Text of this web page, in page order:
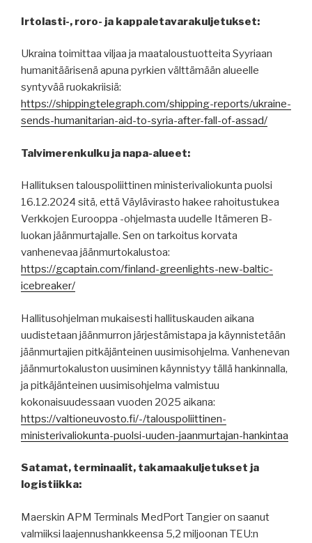
Irtolasti-, roro- ja kappaletavarakuljetukset:
Ukraina toimittaa viljaa ja maataloustuotteita Syyriaan
humanitäärisenä apuna pyrkien välttämään alueelle
syntyvää ruokakriisiä:
https://shippingtelegraph.com/shipping-reports/ukraine-
sends-humanitarian-aid-to-syria-after-fall-of-assad/
Talvimerenkulku ja napa-alueet:
Hallituksen talouspoliittinen ministerivaliokunta puolsi
16.12.2024 sitä, että Väylävirasto hakee rahoitustukea
Verkkojen Eurooppa -ohjelmasta uudelle Itämeren B-
luokan jäänmurtajalle. Sen on tarkoitus korvata
vanhenevaa jäänmurtokalustoa:
https://gcaptain.com/finland-greenlights-new-baltic-
icebreaker/
Hallitusohjelman mukaisesti hallituskauden aikana
uudistetaan jäänmurron järjestämistapa ja käynnistetään
jäänmurtajien pitkäjänteinen uusimisohjelma. Vanhenevan
jäänmurtokaluston uusiminen käynnistyy tällä hankinnalla,
ja pitkäjänteinen uusimisohjelma valmistuu
kokonaisuudessaan vuoden 2025 aikana:
https://valtioneuvosto.fi/-/talouspoliittinen-
ministerivaliokunta-puolsi-uuden-jaanmurtajan-hankintaa
Satamat, terminaalit, takamaakuljetukset ja
logistiikka:
Maerskin APM Terminals MedPort Tangier on saanut
valmiiksi laajennushankkeensa 5,2 miljoonan TEU:n